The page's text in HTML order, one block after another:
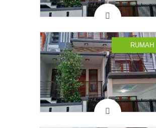
RUMAH